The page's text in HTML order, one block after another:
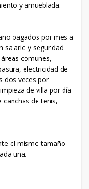
y amueblada.
pagados por mes a
salario y seguridad
comunes,
electricidad de
dos veces por
de villa por día
canchas de tenis,
el mismo tamaño
una.